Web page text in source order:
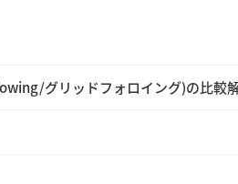
グリッドフォロイング)の比較